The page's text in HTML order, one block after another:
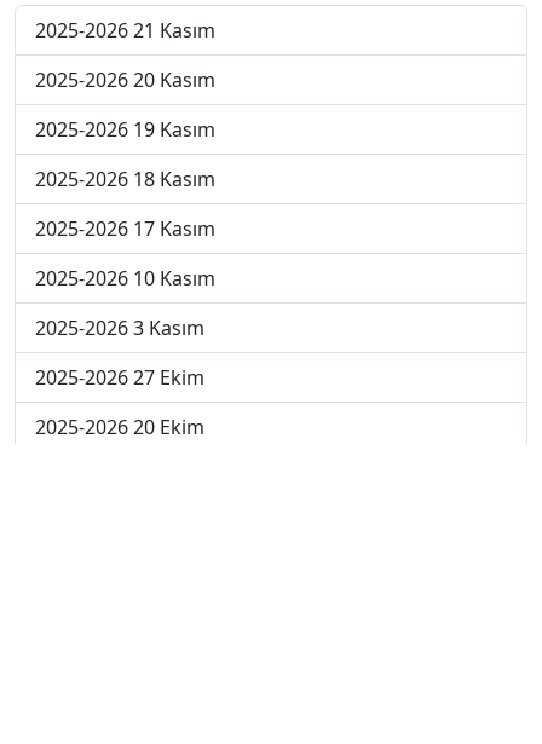
2025-2026 21 Kasım
2025-2026 20 Kasım
2025-2026 19 Kasım
2025-2026 18 Kasım
2025-2026 17 Kasım
2025-2026 10 Kasım
2025-2026 3 Kasım
2025-2026 27 Ekim
2025-2026 20 Ekim